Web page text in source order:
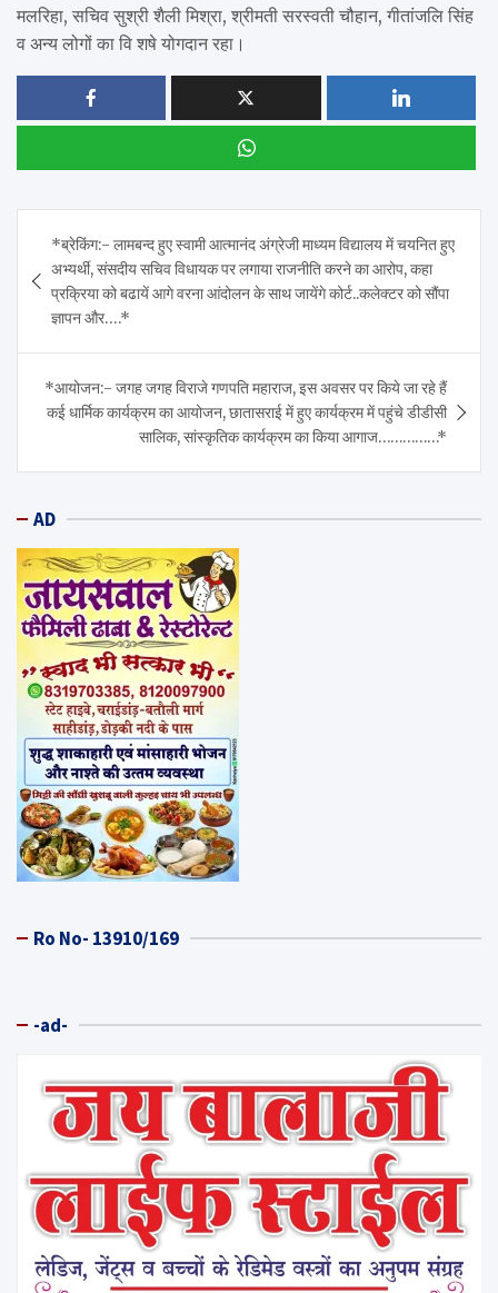
मलरिहा, सचिव सुश्री शैली मिश्रा, श्रीमती सरस्वती चौहान, गीतांजलि सिंह
व अन्य लोगों का वि शषे योगदान रहा।
navigation
*ब्रेकिंग:- लामबन्द हुए स्वामी आत्मानंद अंग्रेजी माध्यम विद्यालय में चयनित हुए
अभ्यर्थी, संसदीय सचिव विधायक पर लगाया राजनीति करने का आरोप, कहा
प्रक्रिया को बढायें आगे वरना आंदोलन के साथ जायेंगे कोर्ट..कलेक्टर को सौंपा
ज्ञापन और….*
*आयोजन:- जगह जगह विराजे गणपति महाराज, इस अवसर पर किये जा रहे हैं
कई धार्मिक कार्यक्रम का आयोजन, छातासराई में हुए कार्यक्रम में पहुंचे डीडीसी
सालिक, सांस्कृतिक कार्यक्रम का किया आगाज……………*
AD
Ro No- 13910/169
-ad-